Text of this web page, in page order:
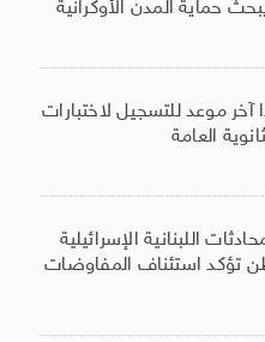
حماية المدن الأوكرانية
آخر موعد للتسجيل لاختبارات
العامة
اللبنانية الإسرائيلية
تؤكد استئناف المفاوضات